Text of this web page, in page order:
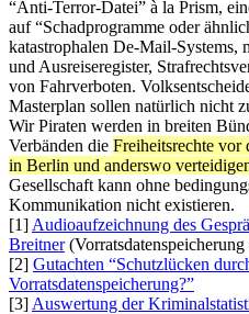
“Anti-Terror-Datei” à la Prism,
auf “Schadprogramme oder
katastrophalen De-Mail-Systems,
und Ausreiseregister,
von Fahrverboten.
Masterplan sollen natürlich nicht
Wir Piraten werden in breiten
Verbänden die Freiheitsrechte vor
in Berlin und anderswo
Gesellschaft kann ohne
Kommunikation nicht existieren.
[1] Audioaufzeichnung des
Breitner
[2] Gutachten “Schutzlücken
Vorratsdatenspeicherung?”
[3] Auswertung der